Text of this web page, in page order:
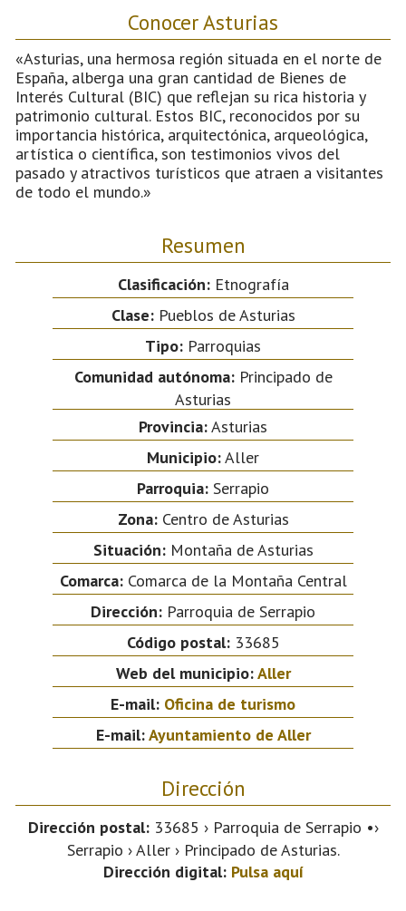
Conocer Asturias
«Asturias, una hermosa región situada en el norte de
España, alberga una gran cantidad de Bienes de
Interés Cultural (BIC) que reflejan su rica historia y
patrimonio cultural. Estos BIC, reconocidos por su
importancia histórica, arquitectónica, arqueológica,
artística o científica, son testimonios vivos del
pasado y atractivos turísticos que atraen a visitantes
de todo el mundo.»
Resumen
Clasificación:Etnografía
Clase:Pueblos de Asturias
Tipo: Parroquias
Comunidad autónoma:Principado de
Asturias
Provincia:Asturias
Municipio:Aller
Parroquia: Serrapio
Zona:Centro de Asturias
Situación:Montaña de Asturias
Comarca:Comarca de la Montaña Central
Dirección: Parroquia de Serrapio
Código postal:33685
Web del municipio:Aller
E-mail: Oficina de turismo
E-mail:Ayuntamiento de Aller
Dirección
Dirección postal:33685 › Parroquia de Serrapio •›
Serrapio › Aller › Principado de Asturias.
Dirección digital: Pulsa aquí